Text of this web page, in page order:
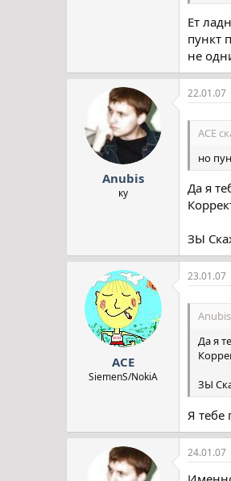
Ет
пункт
не
Anubis
ку
22.01.07
ACE
но
Да я
ЗЫ
ACE
SiemenS/NokiA
23.01.07
Да я
ЗЫ
Я тебе
24.01.07